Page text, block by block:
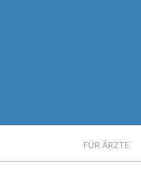
FÜR ÄRZTE